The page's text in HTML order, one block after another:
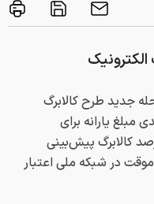
جدید طرح کالابرگ
و افزایش ۲۰ درصدی مبلغ یارانه برای
خانوار به شرط خرید ۷۰ درصد کالابرگ پیش‌بینی
در شبکه ملی اعتبار